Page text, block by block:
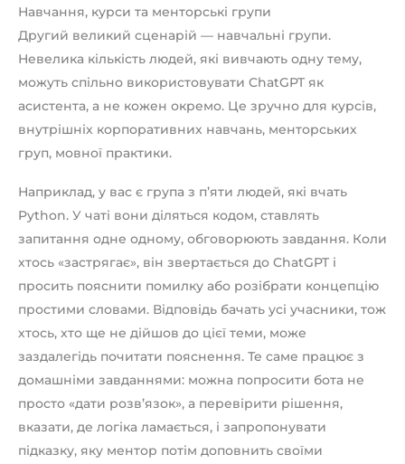
Навчання, курси та менторські групи
Другий великий сценарій — навчальні групи.
Невелика кількість людей, які вивчають одну тему,
можуть спільно використовувати ChatGPT як
асистента, а не кожен окремо. Це зручно для курсів,
внутрішніх корпоративних навчань, менторських
груп, мовної практики.
Наприклад, у вас є група з п’яти людей, які вчать
Python. У чаті вони діляться кодом, ставлять
запитання одне одному, обговорюють завдання. Коли
хтось «застрягає», він звертається до ChatGPT і
просить пояснити помилку або розібрати концепцію
простими словами. Відповідь бачать усі учасники, тож
хтось, хто ще не дійшов до цієї теми, може
заздалегідь почитати пояснення. Те саме працює з
домашніми завданнями: можна попросити бота не
просто «дати розв’язок», а перевірити рішення,
вказати, де логіка ламається, і запропонувати
підказку, яку ментор потім доповнить своїми